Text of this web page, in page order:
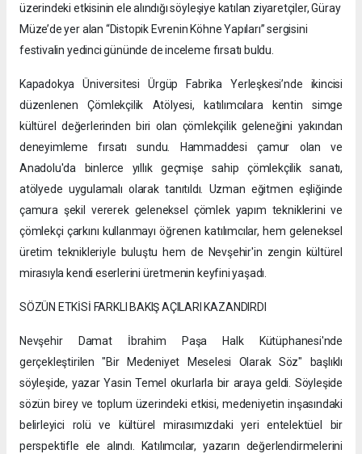
üzerindeki etkisinin ele alındığı söyleşiye katılan ziyaretçiler, Güray
Müze’de yer alan “Distopik Evrenin Köhne Yapıları” sergisini
festivalin yedinci gününde de inceleme fırsatı buldu.
Kapadokya Üniversitesi Ürgüp Fabrika Yerleşkesi’nde ikincisi
düzenlenen Çömlekçilik Atölyesi, katılımcılara kentin simge
kültürel değerlerinden biri olan çömlekçilik geleneğini yakından
deneyimleme fırsatı sundu. Hammaddesi çamur olan ve
Anadolu'da binlerce yıllık geçmişe sahip çömlekçilik sanatı,
atölyede uygulamalı olarak tanıtıldı. Uzman eğitmen eşliğinde
çamura şekil vererek geleneksel çömlek yapım tekniklerini ve
çömlekçi çarkını kullanmayı öğrenen katılımcılar, hem geleneksel
üretim teknikleriyle buluştu hem de Nevşehir'in zengin kültürel
mirasıyla kendi eserlerini üretmenin keyfini yaşadı.
SÖZÜN ETKİSİ FARKLI BAKIŞ AÇILARI KAZANDIRDI
Nevşehir Damat İbrahim Paşa Halk Kütüphanesi'nde
gerçekleştirilen "Bir Medeniyet Meselesi Olarak Söz" başlıklı
söyleşide, yazar Yasin Temel okurlarla bir araya geldi. Söyleşide
sözün birey ve toplum üzerindeki etkisi, medeniyetin inşasındaki
belirleyici rolü ve kültürel mirasımızdaki yeri entelektüel bir
perspektifle ele alındı. Katılımcılar, yazarın değerlendirmelerini